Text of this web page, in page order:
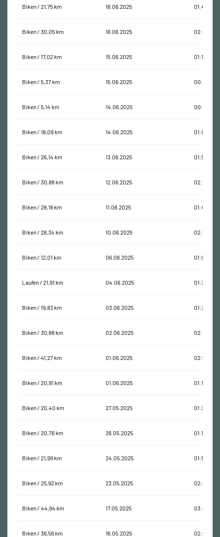
Biken / 21,75 km 18.06.2025 01:47:17
Biken / 30,05 km 16.06.2025 02:44:34
Biken / 17,02 km 15.06.2025 01:15:56
Biken / 5,37 km 15.06.2025 00:23:11
Biken / 5,14 km 14.06.2025 00:16:26
Biken / 18,09 km 14.06.2025 01:05:39
Biken / 26,14 km 13.06.2025 01:55:17
Biken / 30,88 km 12.06.2025 02:10:24
Biken / 28,18 km 11.06.2025 01:48:57
Biken / 28,34 km 10.06.2025 02:33:30
Biken / 12,01 km 06.06.2025 01:03:21
Laufen / 21,91 km 04.06.2025 01:33:46
Biken / 19,83 km 03.06.2025 01:32:42
Biken / 30,88 km 02.06.2025 02:17:07
Biken / 41,27 km 01.06.2025 02:51:37
Biken / 20,91 km 01.06.2025 01:17:43
Biken / 20,40 km 27.05.2025 01:37:52
Biken / 20,76 km 26.05.2025 01:18:04
Biken / 21,99 km 24.05.2025 01:52:02
Biken / 25,92 km 23.05.2025 02:36:14
Biken / 44,94 km 17.05.2025 03:06:25
Biken / 36,56 km 16.05.2025 02:51:48